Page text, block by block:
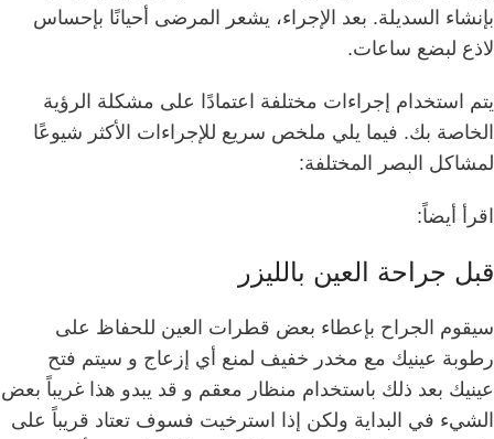
بإنشاء السديلة. بعد الإجراء، يشعر المرضى أحيانًا بإحساس
لاذع لبضع ساعات.
يتم استخدام إجراءات مختلفة اعتمادًا على مشكلة الرؤية
الخاصة بك. فيما يلي ملخص سريع للإجراءات الأكثر شيوعًا
لمشاكل البصر المختلفة:
اقرأ أيضاً:
قبل جراحة العين بالليزر
سيقوم الجراح بإعطاء بعض قطرات العين للحفاظ على
رطوبة عينيك مع مخدر خفيف لمنع أي إزعاج و سيتم فتح
عينيك بعد ذلك باستخدام منظار معقم و قد يبدو هذا غريباً بعض
الشيء في البداية ولكن إذا استرخيت فسوف تعتاد قريباً على